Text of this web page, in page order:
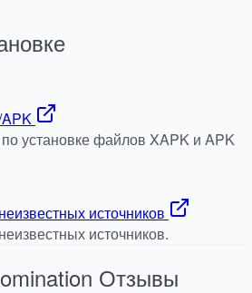
установке файлов XAPK и APK
источников
источников.
Отзывы